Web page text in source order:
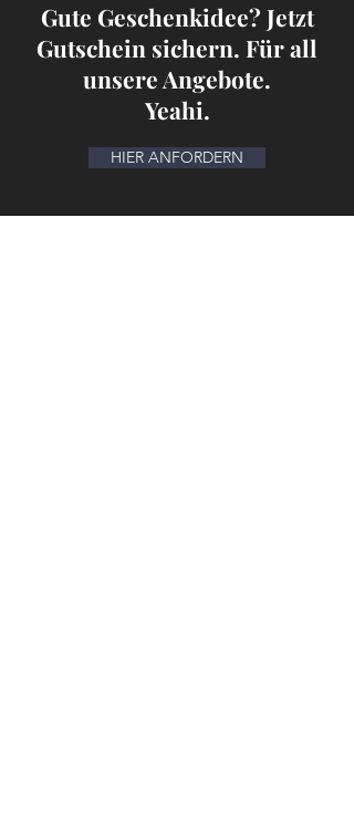
Gute Geschenkidee? Jetzt
Gutschein sichern. Für all
unsere Angebote.
Yeahi.
HIER ANFORDERN